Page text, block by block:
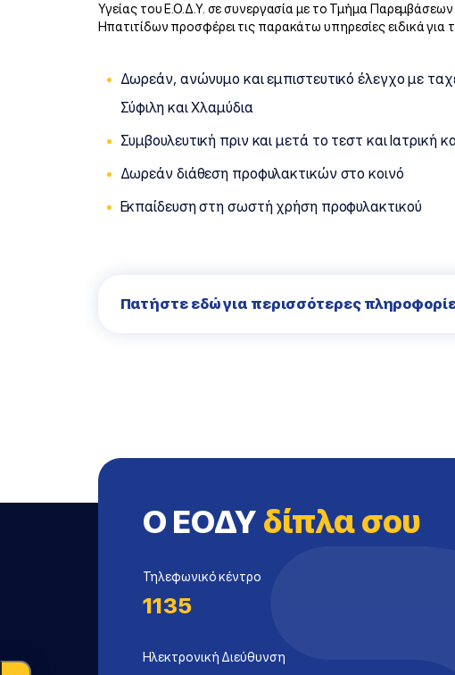
Υγείας του Ε.Ο.Δ.Υ. σε συνεργασία με το Τμήμα
Ηπατιτίδων προσφέρει τις παρακάτω υπηρεσίες ειδικά για
Δωρεάν, ανώνυμο και εμπιστευτικό έλεγχο με
Σύφιλη και Χλαμύδια
Συμβουλευτική πριν και μετά το τεστ και Ιατρική
Δωρεάν διάθεση προφυλακτικών στο κοινό
Εκπαίδευση στη σωστή χρήση προφυλακτικού
Πατήστε εδώ για περισσότερες
Ο ΕΟΔΥ δίπλα σου
Τηλεφωνικό κέντρο
1135
Ηλεκτρονική Διεύθυνση